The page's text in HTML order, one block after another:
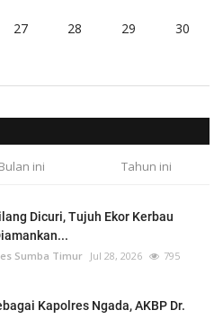
27 28 29 30
Bulan ini Tahun ini
Dicuri, Tujuh Ekor Kerbau
Sumba Timur Jul 28, 2026 795
Kapolres Ngada, AKBP Dr.